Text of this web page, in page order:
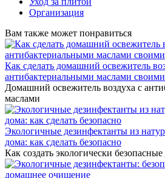
Организация
Вам также может понравиться
Как сделать домашний освежитель
антибактериальными маслами
Домашний освежитель воздуха с
маслами
Экологичные дезинфектанты из
дома: как сделать безопасно
Как создать экологически